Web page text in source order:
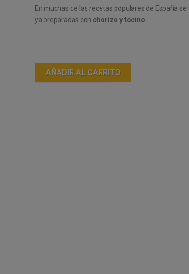
En muchas de las recetas populares de España se
ya preparadas con chorizo y tocino
AÑADIR AL CARRITO